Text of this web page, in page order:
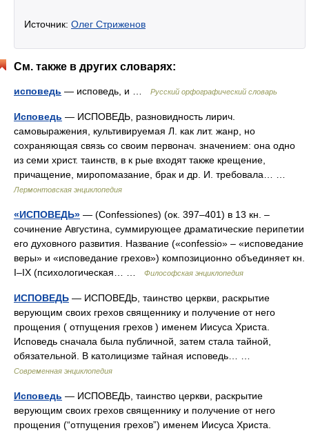
Источник: Олег Стриженов
См. также в других словарях:
исповедь — исповедь, и … Русский орфографический словарь
Исповедь — ИСПОВЕДЬ, разновидность лирич.
самовыражения, культивируемая Л. как лит. жанр, но
сохраняющая связь со своим первонач. значением: она одно
из семи христ. таинств, в к рые входят также крещение,
причащение, миропомазание, брак и др. И. требовала… …
Лермонтовская энциклопедия
«ИСПОВЕДЬ» — (Confessiones) (ок. 397–401) в 13 кн. –
сочинение Августина, суммирующее драматические перипетии
его духовного развития. Название («confessio» – «исповедание
веры» и «исповедание грехов») композиционно объединяет кн.
I–IX (психологическая… …
Философская энциклопедия
ИСПОВЕДЬ — ИСПОВЕДЬ, таинство церкви, раскрытие
верующим своих грехов священнику и получение от него
прощения ( отпущения грехов ) именем Иисуса Христа.
Исповедь сначала была публичной, затем стала тайной,
обязательной. В католицизме тайная исповедь… …
Современная энциклопедия
Исповедь — ИСПОВЕДЬ, таинство церкви, раскрытие
верующим своих грехов священнику и получение от него
прощения (“отпущения грехов”) именем Иисуса Христа.